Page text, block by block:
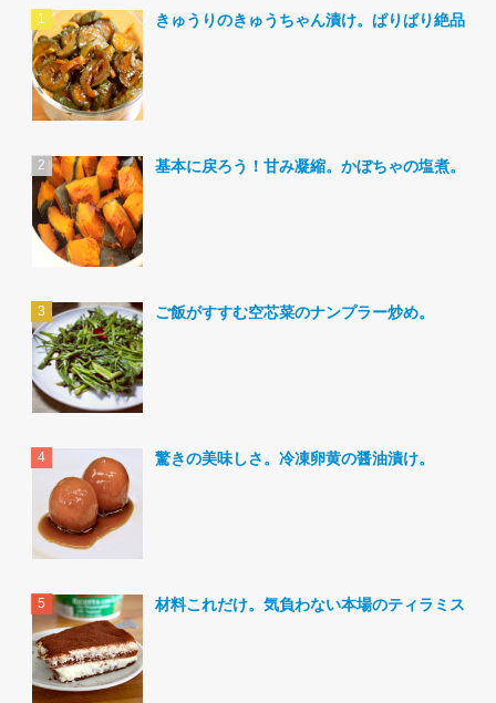
きゅうりのきゅうちゃん漬け。ぱりぱり絶品。
基本に戻ろう！甘み凝縮。かぼちゃの塩煮。
ご飯がすすむ空芯菜のナンプラー炒め。
驚きの美味しさ。冷凍卵黄の醤油漬け。
材料これだけ。気負わない本場のティラミス。